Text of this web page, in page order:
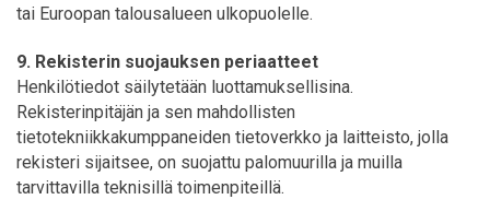
tai Euroopan talousalueen ulkopuolelle.
9. Rekisterin suojauksen periaatteet
Henkilötiedot säilytetään luottamuksellisina.
Rekisterinpitäjän ja sen mahdollisten
tietotekniikkakumppaneiden tietoverkko ja laitteisto, jolla
rekisteri sijaitsee, on suojattu palomuurilla ja muilla
tarvittavilla teknisillä toimenpiteillä.